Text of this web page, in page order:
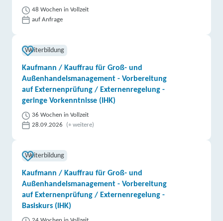
48 Wochen in Vollzeit
auf Anfrage
Weiterbildung
Kaufmann / Kauffrau für Groß- und
Außenhandelsmanagement - Vorbereitung
auf Externenprüfung / Externenregelung -
geringe Vorkenntnisse (IHK)
36 Wochen in Vollzeit
28.09.2026
(+ weitere)
Weiterbildung
Kaufmann / Kauffrau für Groß- und
Außenhandelsmanagement - Vorbereitung
auf Externenprüfung / Externenregelung -
Basiskurs (IHK)